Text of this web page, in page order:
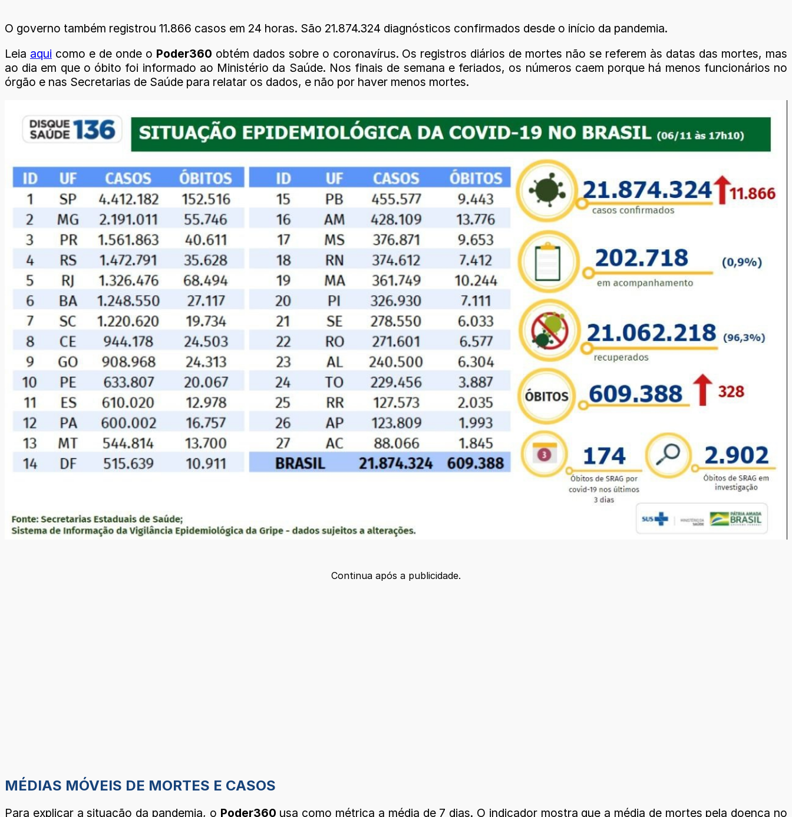
O governo também registrou 11.866 casos em 24 horas. São 21.874.324 diagnósticos confirmados desde o início da pandemia.
Leia aqui como e de onde o Poder360 obtém dados sobre o coronavírus. Os registros diários de mortes não se referem às datas das mortes, mas
ao dia em que o óbito foi informado ao Ministério da Saúde. Nos finais de semana e feriados, os números caem porque há menos funcionários no
órgão e nas Secretarias de Saúde para relatar os dados, e não por haver menos mortes.
Continua após a publicidade.
MÉDIAS MÓVEIS DE MORTES E CASOS
Para explicar a situação da pandemia, o Poder360 usa como métrica a média de 7 dias. O indicador mostra que a média de mortes pela doença no